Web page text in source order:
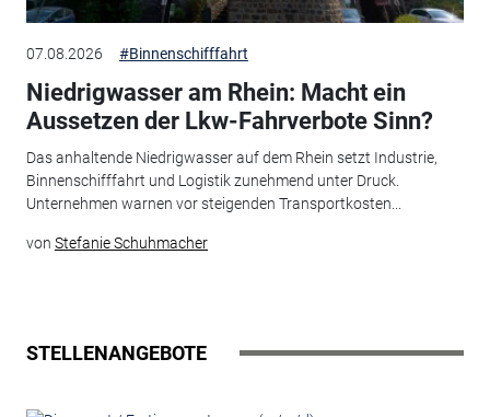
07.08.2026 #Binnenschifffahrt
Niedrigwasser am Rhein: Macht ein
Aussetzen der Lkw-Fahrverbote Sinn?
Das anhaltende Niedrigwasser auf dem Rhein setzt Industrie,
Binnenschifffahrt und Logistik zunehmend unter Druck.
Unternehmen warnen vor steigenden Transportkosten...
von Stefanie Schuhmacher
STELLENANGEBOTE